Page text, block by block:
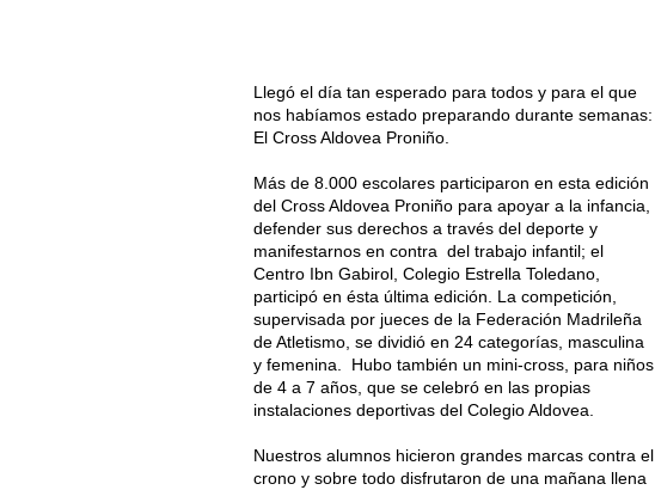
Llegó el día tan esperado para todos y para el que
nos habíamos estado preparando durante semanas:
El Cross Aldovea Proniño.
Más de 8.000 escolares participaron en esta edición
del Cross Aldovea Proniño para apoyar a la infancia,
defender sus derechos a través del deporte y
manifestarnos en contra del trabajo infantil; el
Centro Ibn Gabirol, Colegio Estrella Toledano,
participó en ésta última edición. La competición,
supervisada por jueces de la Federación Madrileña
de Atletismo, se dividió en 24 categorías, masculina
y femenina. Hubo también un mini-cross, para niños
de 4 a 7 años, que se celebró en las propias
instalaciones deportivas del Colegio Aldovea.
Nuestros alumnos hicieron grandes marcas contra el
crono y sobre todo disfrutaron de una mañana llena